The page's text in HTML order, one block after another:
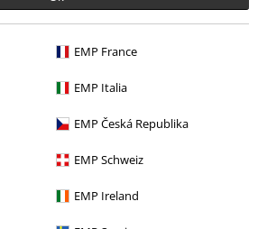
EMP France
EMP Italia
EMP Česká Republika
EMP Schweiz
EMP Ireland
opties.